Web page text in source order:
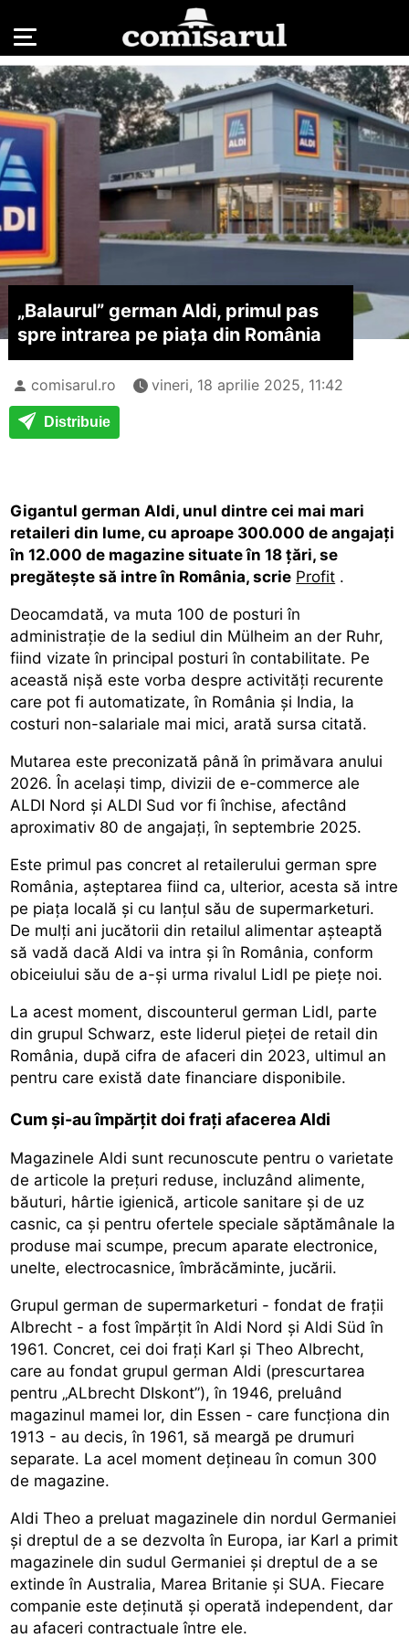
„Balaurul” german Aldi, primul pas
spre intrarea pe piața din România
comisarul.ro vineri, 18 aprilie 2025, 11:42
Distribuie
Gigantul german Aldi, unul dintre cei mai mari
retaileri din lume, cu aproape 300.000 de angajați
în 12.000 de magazine situate în 18 țări, se
pregătește să intre în România, scrie Profit .
Deocamdată, va muta 100 de posturi în
administrație de la sediul din Mülheim an der Ruhr,
fiind vizate în principal posturi în contabilitate. Pe
această nișă este vorba despre activități recurente
care pot fi automatizate, în România și India, la
costuri non-salariale mai mici, arată sursa citată.
Mutarea este preconizată până în primăvara anului
2026. În același timp, divizii de e-commerce ale
ALDI Nord și ALDI Sud vor fi închise, afectând
aproximativ 80 de angajați, în septembrie 2025.
Este primul pas concret al retailerului german spre
România, așteptarea fiind ca, ulterior, acesta să intre
pe piața locală și cu lanțul său de supermarketuri.
De mulți ani jucătorii din retailul alimentar așteaptă
să vadă dacă Aldi va intra și în România, conform
obiceiului său de a-și urma rivalul Lidl pe piețe noi.
La acest moment, discounterul german Lidl, parte
din grupul Schwarz, este liderul pieței de retail din
România, după cifra de afaceri din 2023, ultimul an
pentru care există date financiare disponibile.
Cum și-au împărțit doi frați afacerea Aldi
Magazinele Aldi sunt recunoscute pentru o varietate
de articole la prețuri reduse, incluzând alimente,
băuturi, hârtie igienică, articole sanitare și de uz
casnic, ca și pentru ofertele speciale săptămânale la
produse mai scumpe, precum aparate electronice,
unelte, electrocasnice, îmbrăcăminte, jucării.
Grupul german de supermarketuri - fondat de frații
Albrecht - a fost împărțit în Aldi Nord și Aldi Süd în
1961. Concret, cei doi frați Karl și Theo Albrecht,
care au fondat grupul german Aldi (prescurtarea
pentru „ALbrecht DIskont”), în 1946, preluând
magazinul mamei lor, din Essen - care funcționa din
1913 - au decis, în 1961, să meargă pe drumuri
separate. La acel moment dețineau în comun 300
de magazine.
Aldi Theo a preluat magazinele din nordul Germaniei
și dreptul de a se dezvolta în Europa, iar Karl a primit
magazinele din sudul Germaniei și dreptul de a se
extinde în Australia, Marea Britanie și SUA. Fiecare
companie este deținută și operată independent, dar
au afaceri contractuale între ele.